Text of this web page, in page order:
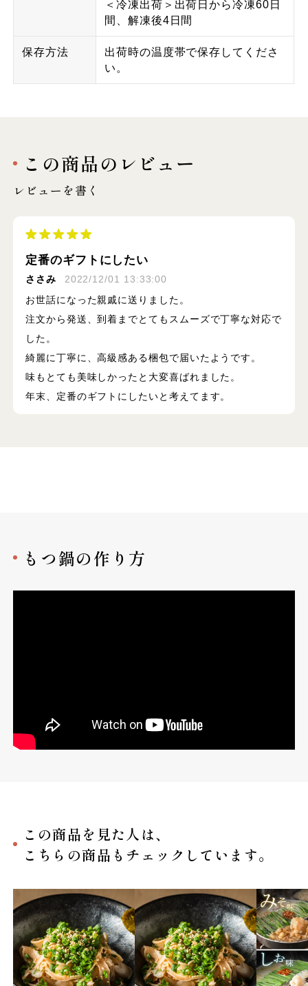
＜冷凍出荷＞出荷日から冷凍60日
間、解凍後4日間
保存方法
出荷時の温度帯で保存してくださ
い。
この商品のレビュー
レビューを書く
定番のギフトにしたい
ささみ
2022/12/01 13:33:00
お世話になった親戚に送りました。
注文から発送、到着までとてもスムーズで丁寧な対応で
した。
綺麗に丁寧に、高級感ある梱包で届いたようです。
味もとても美味しかったと大変喜ばれました。
年末、定番のギフトにしたいと考えてます。
もつ鍋の作り方
この商品を見た人は、
こちらの商品もチェックしています。